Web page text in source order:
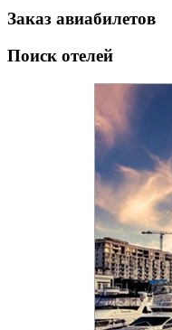
Заказ авиабилетов
Поиск отелей